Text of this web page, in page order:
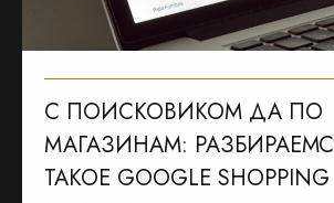
С ПОИСКОВИКОМ ДА ПО
МАГАЗИНАМ:
ТАКОЕ GOOGLE SHOPPING